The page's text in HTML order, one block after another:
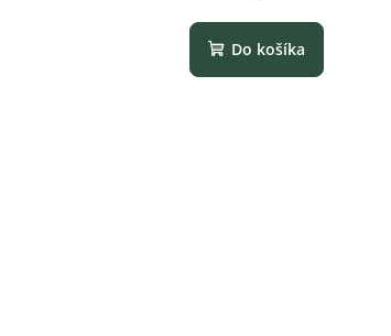
Do košíka